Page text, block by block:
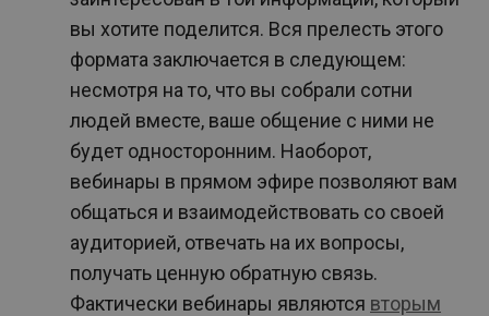
вы хотите поделится. Вся прелесть этого
формата заключается в следующем:
несмотря на то, что вы собрали сотни
людей вместе, ваше общение с ними не
будет односторонним. Наоборот,
вебинары в прямом эфире позволяют вам
общаться и взаимодействовать со своей
аудиторией, отвечать на их вопросы,
получать ценную обратную связь.
Фактически вебинары являются вторым